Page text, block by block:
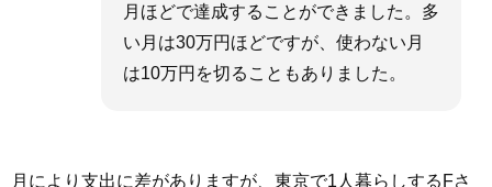
月ほどで達成することができました。多
い月は30万円ほどですが、使わない月
は10万円を切ることもありました。
月により支出に差がありますが、東京で1人暮らしするFさ